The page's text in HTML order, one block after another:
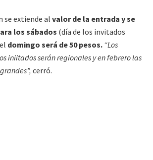
se extiende al valor de la entrada y se
los sábados (día de los invitados
domingo será de 50 pesos. “Los
iniitados serán regionales y en febrero las
cerró.